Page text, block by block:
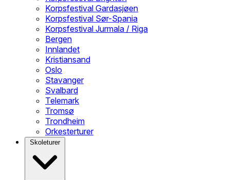
Korpsfestival Gardasjøen
Korpsfestival Sør-Spania
Korpsfestival Jurmala / Riga
Bergen
Innlandet
Kristiansand
Oslo
Stavanger
Svalbard
Telemark
Tromsø
Trondheim
Orkesterturer
Skoleturer